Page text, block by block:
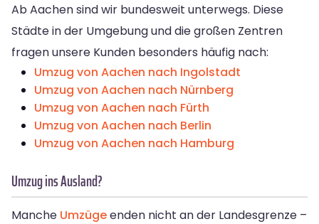
Ab Aachen sind wir bundesweit unterwegs. Diese
Städte in der Umgebung und die großen Zentren
fragen unsere Kunden besonders häufig nach:
Umzug von Aachen nach Ingolstadt
Umzug von Aachen nach Nürnberg
Umzug von Aachen nach Fürth
Umzug von Aachen nach Berlin
Umzug von Aachen nach Hamburg
Umzug ins Ausland?
Manche Umzügeenden nicht an der Landesgrenze –